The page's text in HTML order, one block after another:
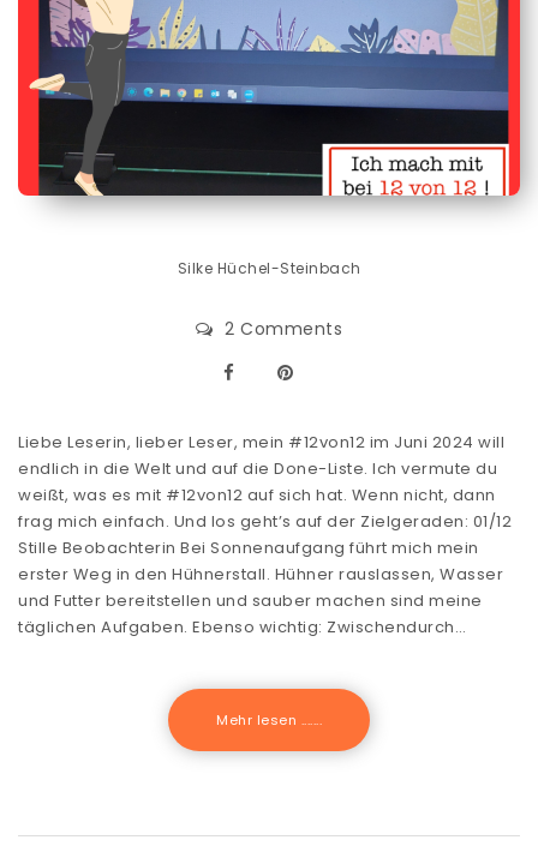
Silke Hüchel-Steinbach
2 Comments
Liebe Leserin, lieber Leser, mein #12von12 im Juni 2024 will
endlich in die Welt und auf die Done-Liste. Ich vermute du
weißt, was es mit #12von12 auf sich hat. Wenn nicht, dann
frag mich einfach. Und los geht’s auf der Zielgeraden: 01/12
Stille Beobachterin Bei Sonnenaufgang führt mich mein
erster Weg in den Hühnerstall. Hühner rauslassen, Wasser
und Futter bereitstellen und sauber machen sind meine
täglichen Aufgaben. Ebenso wichtig: Zwischendurch…
Mehr lesen .......